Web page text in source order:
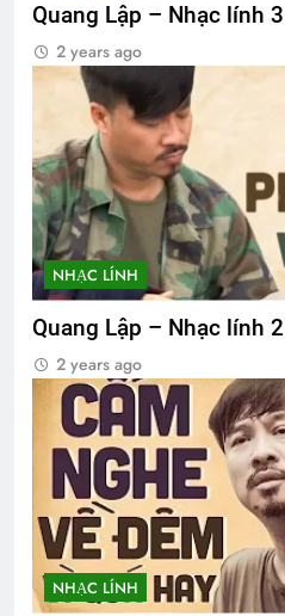
Quang Lập – Nhạc lính 3
2 years ago
NHẠC LÍNH
Quang Lập – Nhạc lính 2
2 years ago
NHẠC LÍNH